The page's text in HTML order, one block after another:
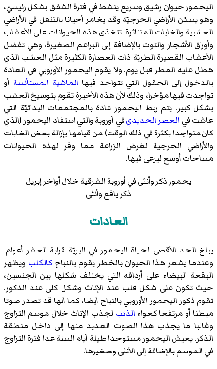
اليحمور حيوان رشيق وسريع ينشط في فترة الشفق بشكل رئيسيّ،
وهو يسكن الأراضي الحرجيّة وقد يغامر أحيانا بالتنقل في الأراضي
العشبية والغابات المتناثرة. تتغذى هذه الحيوانات على الأعشاب
وأوراق الأشجار والتوت بالإضافة إلى البراعم الصغيرة، وهي تفضل
الأعشاب القصيرة الطريّة ذات العصارة الكثيرة مثل العشب الذي
هطل عليه المطر قبل يوم. ولا يقوم اليحمور الأوروبي في العادة
بالدخول إلى الحقول التي تتواجد فيها الماشية المستأنسة أو
تواجدت فيها مؤخرا، وذلك لأن هذه الأخيرة تقوم بتوسيخ العشب
بشكل كبير. يتم ربط اليحمور عادة بالمجتمعات البدائيّة التي
عاشت في العصر الحديديفي أوروبة والتي استفاد اليحمور (الذي
كان متواجدا بكثرة في ذلك الوقت) من قيامها بإزالة بعض الغابات
والأراضي الحرجية لغرض الزراعة مما وفر لهذه الحيوانات
مساحات أوسع ليرعى فيها.
يحمور ذكر وأنثى في أوروبة الشرقية خلال أواخر إبريل
ذكر يافع وأنثى
العادات
يبلغ الحد الأقصى لحياة اليحمور في البريّة قرابة العشر أعوام.
وعندما يشعر هذا الحيوان بالخطر يقوم بالنباح كالكلب ويظهر
البقعة البيضاء على أردافه التي يختلف شكلها بين الجنسين،
حيث تكون على شكل قلب عند الإناث وشكل كلى عند الذكور.
تقوم ذكور اليحمور الأوروبي بالنباح أيضا، كما أنها قد تصدر صوتا
مبطنا أو مرتفعا كعواء الذئب لجذب الإناث خلال موسم التزاوج
وغالبا ما يجذب هذا الصوت العديد منها إلى داخل منطقة
الذكر. يعيش اليحمور مستوحدا طيلة أيام السنة عدا فترة التزاوج
في الموسم بالإضافة إلى الأنثى وصغيرها.